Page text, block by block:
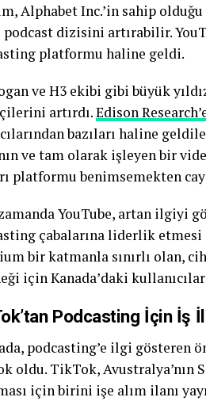
Alphabet Inc.’in sahip
podcast dizisini artırabilir.
platformu haline geldi.
ve H3 ekibi gibi büyük
artırdı.Edison
bazıları haline
ve tam olarak işleyen bir
platformu benimsemekten
YouTube, artan ilgiyi
çabalarına liderlik etmesi
bir katmanla sınırlı olan,
için Kanada’daki
Podcasting İçin İş
podcasting’e ilgi gösteren
oldu. TikTok, Avustralya’nın
için birini işe alım ilanı